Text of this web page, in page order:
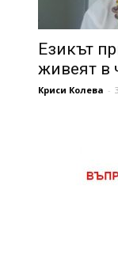
Езикът
живеят в
Криси Колева -